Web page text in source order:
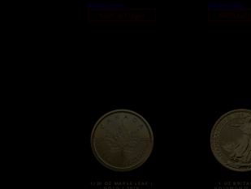
Weiterlesen
Nicht auf Lager
Weiterlesen
Nicht auf
1/20 OZ MAPLE LEAF |
GOLD | 2020
1 OZ
GOLDMÜNZE